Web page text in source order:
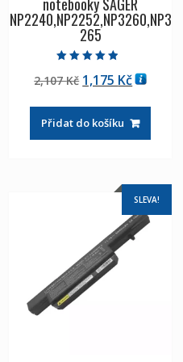
NP2240,NP2252,NP3260,NP3
265
4.50
z 5
2,107Kč Původní
byla:
2,107 Kč
1,175 Kč
je:
1,175 Kč
Přidat do košíku
SLEVA!